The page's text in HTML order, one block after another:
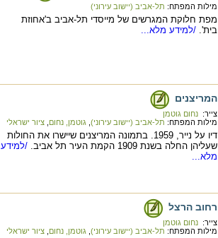
מילות המפתח: תל-אביב (יישוב עירוני)
מפת חלוקת המגרשים של מייסדי תל-אביב ב'אחוזת
בית'. /למידע מלא...
המריצנים
צייר: נחום גוטמן
מילות המפתח: תל-אביב (יישוב עירוני) גוטמן, נחום ציור ישראלי
דיו על נייר, 1959. בתמונה המריצנים שיישרו את החולות
שעליהן החלה בשנת 1909 הקמת העיר תל אביב.
/למידע
מלא...
רחוב הרצל
צייר: נחום גוטמן
מילות המפתח: תל-אביב (יישוב עירוני) גוטמן, נחום ציור ישראלי